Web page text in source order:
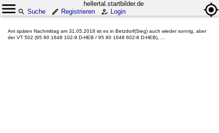
hellertal.startbilder.de
Suche
Registrieren Login
Am späten Nachmittag am 31.05.2018 ist es in Betzdorf(Sieg) auch wieder sonnig, aber
der VT 502 (95 80 1648 102-9 D-HEB / 95 80 1648 602-8 D-HEB), ...